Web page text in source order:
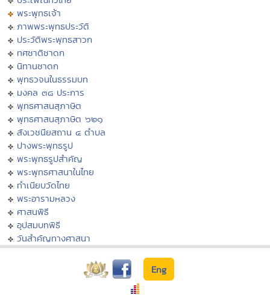
พระพุทธเจ้า
ภาพพระพุทธประวัติ
ประวัติพระพุทธสาวก
ทศชาติชาดก
นิทานชาดก
พุทธวจนในธรรมบท
มงคล ๓๘ ประการ
พุทธศาสนสุภาษิต
พุทธศาสนสุภาษิต ๖๒๑
สังเวชนียสถาน ๔ ตำบล
ปางพระพุทธรูป
พระพุทธรูปสำคัญ
พระพุทธศาสนาในไทย
ทำเนียบวัดไทย
พระอารามหลวง
ศาสนพิธี
อุปสมบทพิธี
วันสำคัญทางศาสนา
Eng